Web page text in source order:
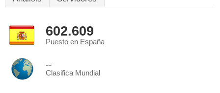
602.609
Puesto en España
--
Clasifica Mundial